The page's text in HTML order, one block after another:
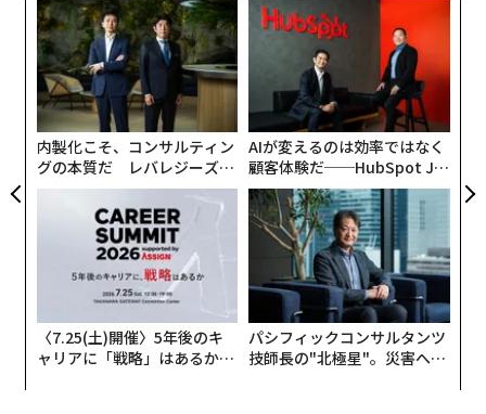
内製化こそ、コンサルティン
グの本質だ レバレジーズが
実践する、次世代ファームの
AIが変えるのは効率ではなく
顧客体験だ──HubSpot Ja
panが語る「Grow Better」
な組織のつくり方
〈7.25(土)開催〉5年後のキ
ャリアに「戦略」はあるか。
パシフィックコンサルタンツ
技師長の"北極星"。災害への